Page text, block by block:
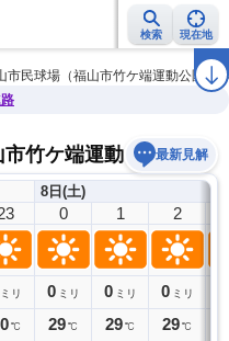
検索 現在地
警報・注意報 2週間天気 ラ
市民球場（福山市竹ケ端運動公園野
竹ケ端運動公園野球場
最新見解
ミリ
℃
8日(土)
0
0 ミリ
29℃
1
0 ミリ
29℃
2
0 ミリ
29℃